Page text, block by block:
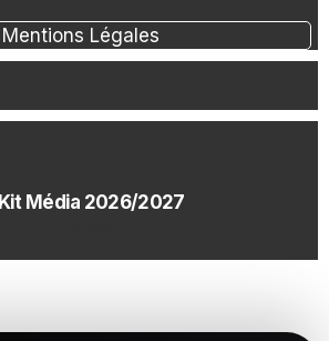
Mentions Légales
Kit Média 2026/2027